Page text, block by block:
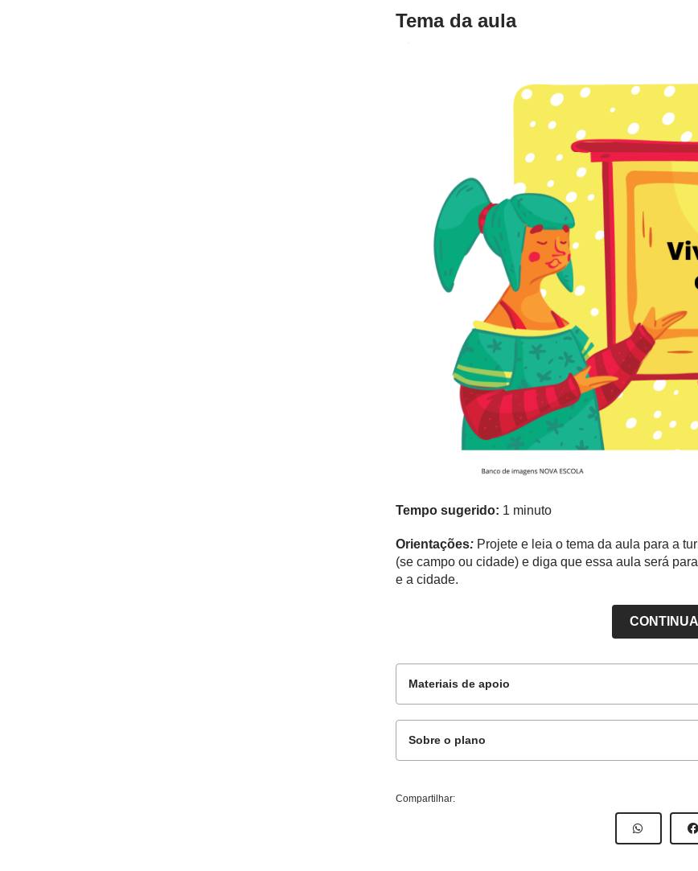
Tema da aula
Tempo sugerido: 1 minuto
Orientações: Projete e leia o tema da aula para a
(se campo ou cidade) e diga que essa aula será
e a cidade.
Materiais de apoio
Sobre o plano
Este plano de aula foi produzido pelo Time de
Compartilhar: